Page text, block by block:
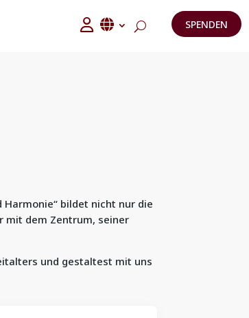
SPENDEN
Harmonie“ bildet nicht nur die
mit dem Zentrum, seiner
und gestaltest mit uns